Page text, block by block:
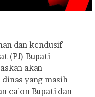
dan kondusif
(PJ) Bupati
akan
yang masih
calon Bupati dan